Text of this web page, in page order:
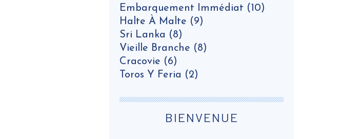
Embarquement Immédiat (10)
Halte À Malte (9)
Sri Lanka (8)
Vieille Branche (8)
Cracovie (6)
Toros Y Feria (2)
BIENVENUE